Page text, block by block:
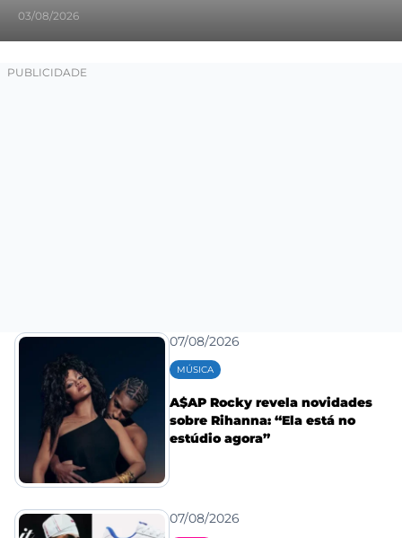
03/08/2026
07/08/2026
MÚSICA
A$AP Rocky revela novidades
sobre Rihanna: “Ela está no
estúdio agora”
07/08/2026